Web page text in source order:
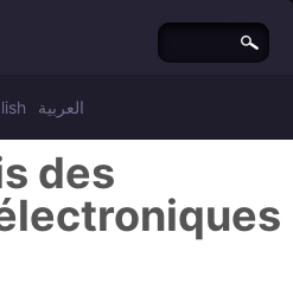
العربية
des